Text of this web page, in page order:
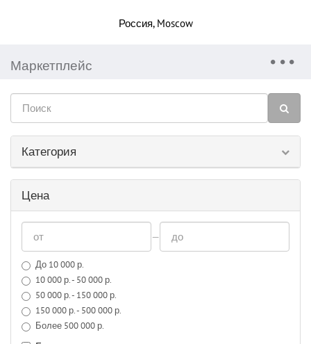
Россия, Moscow
Маркетплейс
Категория
Цена
—
До 10 000 р.
10 000 р. - 50 000 р.
50 000 р. - 150 000 р.
150 000 р. - 500 000 р.
Более 500 000 р.